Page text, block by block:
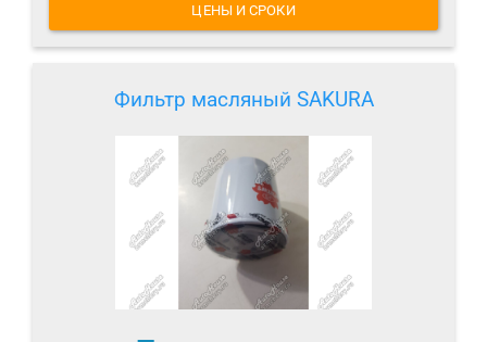
ЦЕНЫ И СРОКИ
Фильтр масляный SAKURA